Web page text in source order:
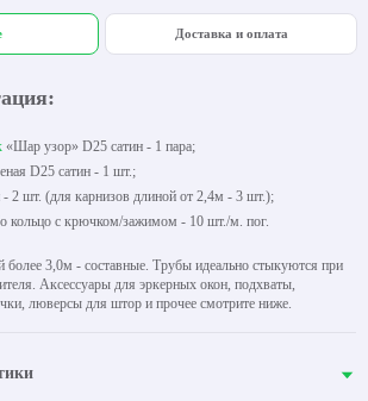
Доставка и оплата
«Шар узор» D25 сатин - 1 пара;
D25 сатин - 1 шт.;
2 шт. (для карнизов длиной от 2,4м - 3 шт.);
кольцо с крючком/зажимом - 10 шт./м. пог.
более 3,0м - составные. Трубы идеально стыкуются при
Аксессуары для эркерных окон, подхваты,
люверсы для штор и прочее смотрите ниже.